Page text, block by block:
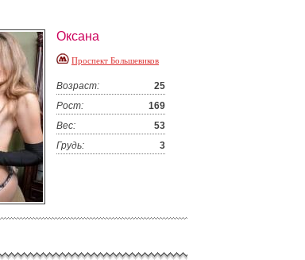
Оксана
Проспект Большевиков
Возраст:
25
Рост:
169
Вес:
53
Грудь:
3